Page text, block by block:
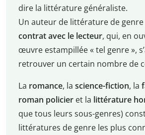
dire la littérature généraliste.
Un auteur de littérature de genre
contrat avec le lecteur, qui, en
œuvre estampillée « tel genre »,
retrouver un certain nombre de
La romance, la science-fiction, la
roman policieret la littérature
que tous leurs sous-genres)
littératures de genre les plus